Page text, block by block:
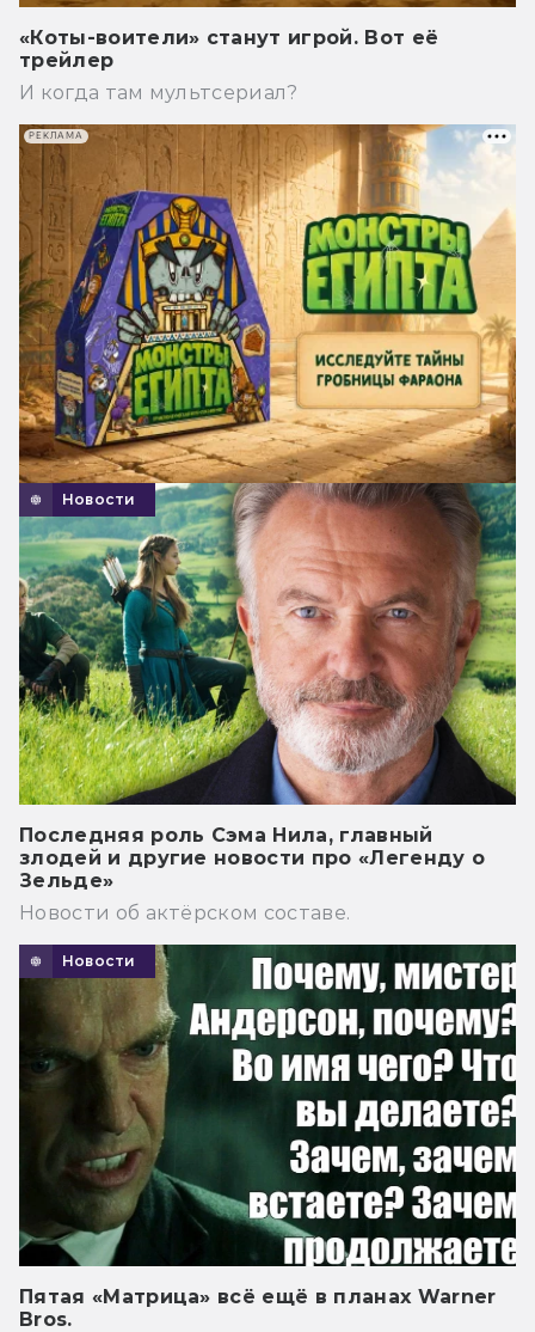
«Коты-воители» станут игрой. Вот её
трейлер
И когда там мультсериал?
Новости
Последняя роль Сэма Нила, главный
злодей и другие новости про «Легенду о
Зельде»
Новости об актёрском составе.
Новости
Пятая «Матрица» всё ещё в планах Warner
Bros.
РЕКЛАМА